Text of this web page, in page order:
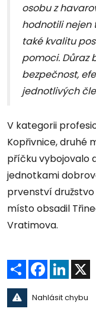
osobu z
hodnotili nejen
také kvalitu
pomoci. Důraz
bezpečnost,
jednotlivých
V kategorii
Kopřivnice, druhé
příčku vybojovalo
jednotkami
prvenství
místo obsadil
Vratimova.
Sdílet Facebook
LinkedIn
Nahlásit chybu